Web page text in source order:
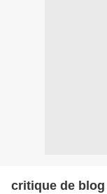
critique de blog